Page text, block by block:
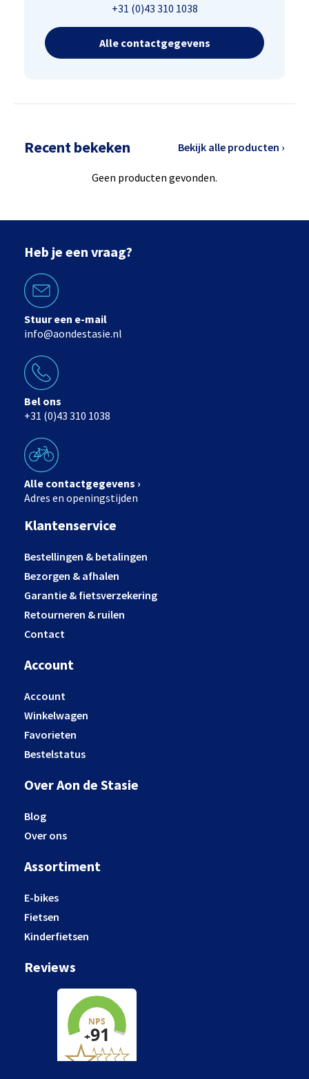
+31 (0)43 310 1038
Alle contactgegevens
Recent bekeken Bekijk alle producten ›
Geen producten gevonden.
Heb je een vraag?
Stuur een e-mail
info@aondestasie.nl
Bel ons
+31 (0)43 310 1038
Alle contactgegevens ›
Adres en openingstijden
Klantenservice
Bestellingen & betalingen
Bezorgen & afhalen
Garantie & fietsverzekering
Retourneren & ruilen
Contact
Account
Account
Winkelwagen
Favorieten
Bestelstatus
Over Aon de Stasie
Blog
Over ons
Assortiment
E-bikes
Fietsen
Kinderfietsen
Reviews